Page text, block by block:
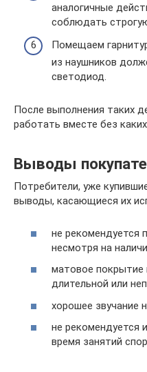
аналогичные
соблюдать
Помещаем
из наушников
светодиод.
После выполнения таких
работать вместе без
Выводы
Потребители, уже
выводы, касающиеся их
не рекомендуется
несмотря на
матовое покрытие
длительной или
хорошее звучание
не рекомендуется
время занятий